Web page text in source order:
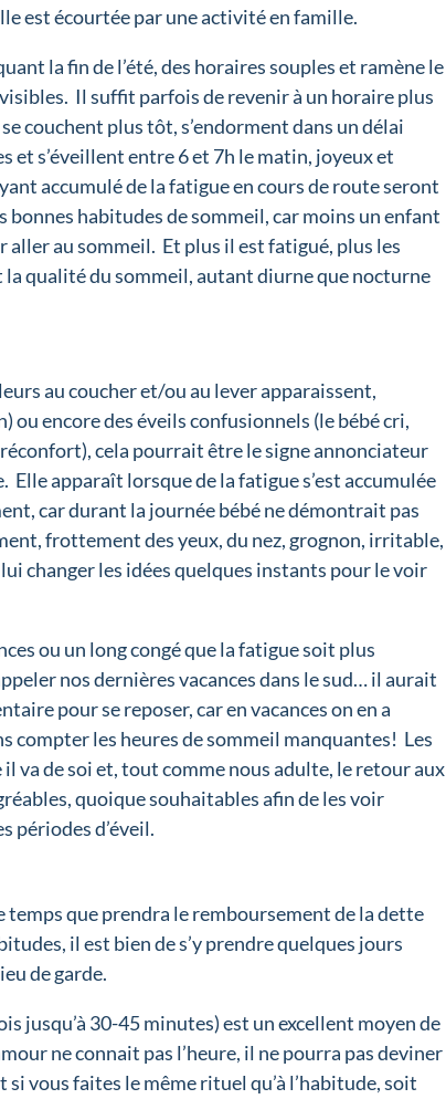
est écourtée par une activité en famille.
la fin de l’été, des horaires souples et ramène le
Il suffit parfois de revenir à un horaire plus
couchent plus tôt, s’endorment dans un délai
et s’éveillent entre 6 et 7h le matin, joyeux et
accumulé de la fatigue en cours de route seront
bonnes habitudes de sommeil, car moins un enfant
au sommeil. Et plus il est fatigué, plus les
la qualité du sommeil, autant diurne que nocturne
au coucher et/ou au lever apparaissent,
encore des éveils confusionnels (le bébé cri,
cela pourrait être le signe annonciateur
Elle apparaît lorsque de la fatigue s’est accumulée
car durant la journée bébé ne démontrait pas
frottement des yeux, du nez, grognon, irritable,
changer les idées quelques instants pour le voir
ou un long congé que la fatigue soit plus
nos dernières vacances dans le sud… il aurait
pour se reposer, car en vacances on en a
compter les heures de sommeil manquantes! Les
va de soi et, tout comme nous adulte, le retour aux
quoique souhaitables afin de les voir
périodes d’éveil.
temps que prendra le remboursement de la dette
il est bien de s’y prendre quelques jours
de garde.
jusqu’à 30-45 minutes) est un excellent moyen de
ne connait pas l’heure, il ne pourra pas deviner
vous faites le même rituel qu’à l’habitude, soit